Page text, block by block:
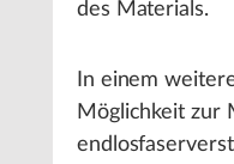
des Materials.
In einem
Möglichkeit zur